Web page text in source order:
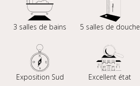
3 salles de bains 5 salles de douche
Exposition Sud Excellent état